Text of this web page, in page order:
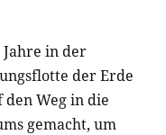
in der
der Erde
Weg in die
gemacht, um